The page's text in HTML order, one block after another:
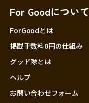
For Goodについて
ForGoodとは
掲載手数料0円の仕組み
グッド隊とは
ヘルプ
お問い合わせフォーム